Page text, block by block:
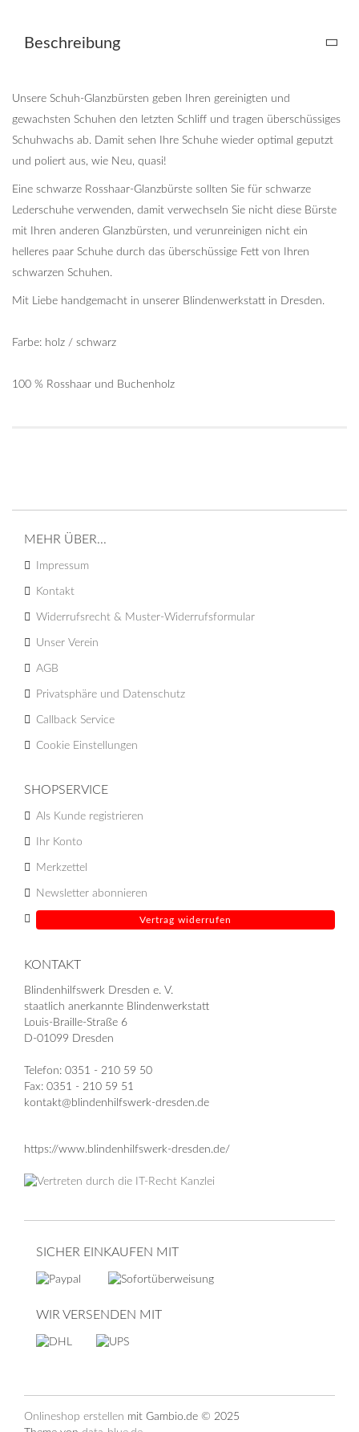
Beschreibung
Unsere Schuh-Glanzbürsten geben Ihren gereinigten und
gewachsten Schuhen den letzten Schliff und tragen überschüssiges
Schuhwachs ab. Damit sehen Ihre Schuhe wieder optimal geputzt
und poliert aus, wie Neu, quasi!
Eine schwarze Rosshaar-Glanzbürste sollten Sie für schwarze
Lederschuhe verwenden, damit verwechseln Sie nicht diese Bürste
mit Ihren anderen Glanzbürsten, und verunreinigen nicht ein
helleres paar Schuhe durch das überschüssige Fett von Ihren
schwarzen Schuhen.
Mit Liebe handgemacht in unserer Blindenwerkstatt in Dresden.
Farbe: holz / schwarz
100 % Rosshaar und Buchenholz
MEHR ÜBER...
Impressum
Kontakt
Widerrufsrecht & Muster-Widerrufsformular
Unser Verein
AGB
Privatsphäre und Datenschutz
Callback Service
Cookie Einstellungen
SHOPSERVICE
Als Kunde registrieren
Ihr Konto
Merkzettel
Newsletter abonnieren
Vertrag widerrufen
KONTAKT
Blindenhilfswerk Dresden e. V.
staatlich anerkannte Blindenwerkstatt
Louis-Braille-Straße 6
D-01099 Dresden
Telefon: 0351 - 210 59 50
Fax: 0351 - 210 59 51
kontakt@blindenhilfswerk-dresden.de
https://www.blindenhilfswerk-dresden.de/
SICHER EINKAUFEN MIT
WIR VERSENDEN MIT
Onlineshop erstellen mit Gambio.de © 2025